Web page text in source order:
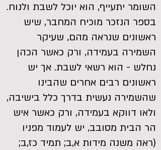
השומר יתעייף, הוא יוכל לשבת ולנוח.
בספר הנזכר מוכיח המחבר, שיש
ראשונים שנראה מהם, שעיקר
השמירה בעמידה, ורק כאשר הכהן
נחלש - הוא רשאי לשבת. אך יש
ראשונים רבים אחרים שהבינו
שהשמירה נעשית בדרך כלל בישיבה,
ולאו דווקא בעמידה, ורק כאשר איש
הר הבית מסובב, יש לעמוד מפניו
(ראה משנה מידות א,ב; תמיד כז,ב;